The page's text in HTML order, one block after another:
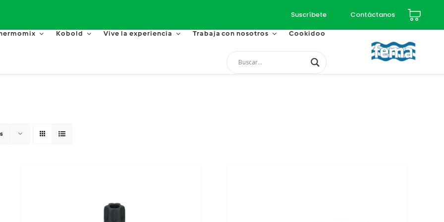
Suscríbete Contáctanos
Kobold Vive la experiencia Trabaja con nosotros Cookidoo